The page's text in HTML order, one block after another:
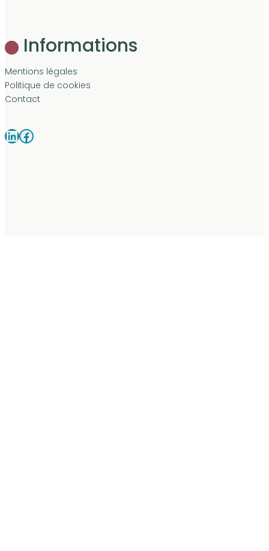
Informations
Mentions légales
Politique de cookies
Contact
LinkedIn Facebook